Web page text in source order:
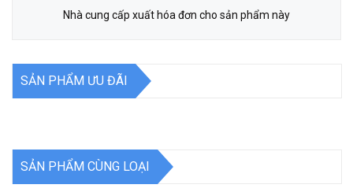
Nhà cung cấp xuất hóa đơn cho sản phẩm này
SẢN PHẨM ƯU ĐÃI
SẢN PHẨM CÙNG LOẠI